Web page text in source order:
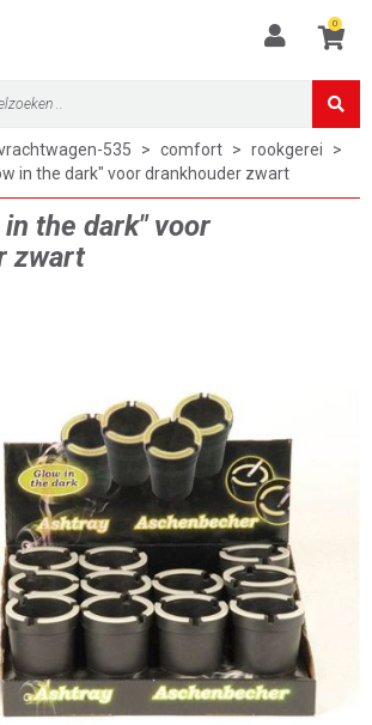
0
535 > comfort > rookgerei
>
in the dark" voor drankhouder zwart
the dark" voor
zwart